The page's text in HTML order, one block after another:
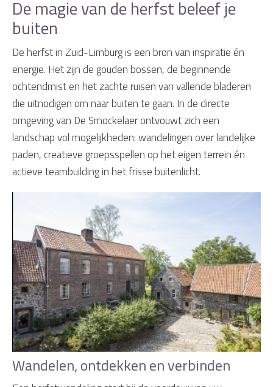
De magie van de herfst beleef je
buiten
De herfst in Zuid-Limburg is een bron van inspiratie én
energie. Het zijn de gouden bossen, de beginnende
ochtendmist en het zachte ruisen van vallende bladeren
die uitnodigen om naar buiten te gaan. In de directe
omgeving van De Smockelaer ontvouwt zich een
landschap vol mogelijkheden: wandelingen over landelijke
paden, creatieve groepsspellen op het eigen terrein én
actieve teambuilding in het frisse buitenlicht.
Wandelen, ontdekken en verbinden